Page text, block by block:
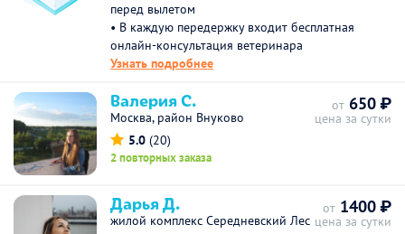
перед вылетом
• В каждую передержку входит бесплатная
онлайн-консультация ветеринара
Узнать подробнее
Валерия С.
Москва, район Внуково
5.0 (20)
2 повторных заказа
от 650 ₽
цена за сутки
Дарья Д.
жилой комплекс Середневский Лес
от 1400 ₽
цена за сутки